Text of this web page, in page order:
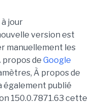
jour
version est
manuellement les
propos de Google
À propos de
également publié
150.0.7871.63 cette